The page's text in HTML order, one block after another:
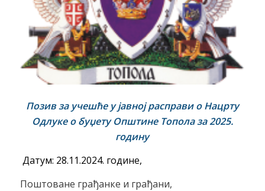
Позив за учешће у јавној расправи о Нацрту
Одлуке о буџету Општине Тополаза 2025.
годину
Датум: 28.11.2024. године,
Поштоване грађанке и грађани,